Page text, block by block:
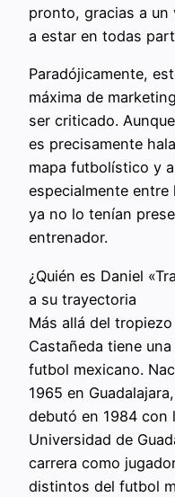
pronto, gracias a un
a estar en todas
Paradójicamente,
máxima de
ser criticado.
es precisamente
mapa futbolístico y
especialmente entre
ya no lo tenían
entrenador.
¿Quién es Daniel
a su trayectoria
Más allá del
Castañeda tiene
futbol mexicano.
1965 en
debutó en 1984 con
Universidad de
carrera como
distintos del futbol